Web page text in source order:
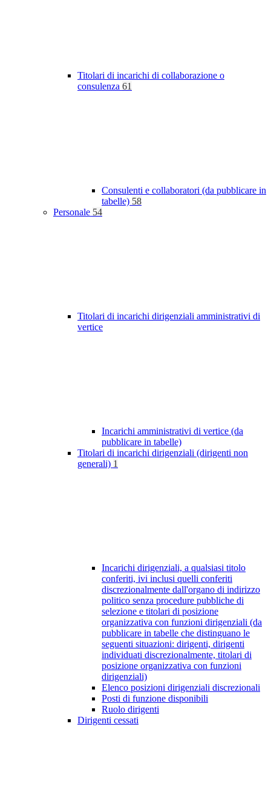
Titolari di incarichi di collaborazione o
consulenza 61
Consulenti e collaboratori (da pubblicare in
tabelle) 58
Personale 54
Titolari di incarichi dirigenziali amministrativi di
vertice
Incarichi amministrativi di vertice (da
pubblicare in tabelle)
Titolari di incarichi dirigenziali (dirigenti non
generali) 1
Incarichi dirigenziali, a qualsiasi titolo
conferiti, ivi inclusi quelli conferiti
discrezionalmente dall'organo di indirizzo
politico senza procedure pubbliche di
selezione e titolari di posizione
organizzativa con funzioni dirigenziali (da
pubblicare in tabelle che distinguano le
seguenti situazioni: dirigenti, dirigenti
individuati discrezionalmente, titolari di
posizione organizzativa con funzioni
dirigenziali)
Elenco posizioni dirigenziali discrezionali
Posti di funzione disponibili
Ruolo dirigenti
Dirigenti cessati